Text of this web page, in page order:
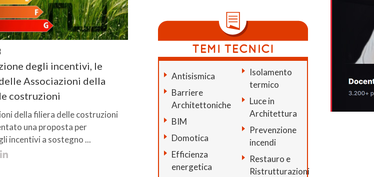
degli incentivi, le
Associazioni della
costruzioni
della filiera delle costruzioni
una proposta per
incentivi a sostegno ...
Antisismica
Barriere
Architettoniche
BIM
Domotica
Efficienza
energetica
Isolamento
termico
Luce in
Architettura
Prevenzione
incendi
Restauro e
Ristrutturazioni